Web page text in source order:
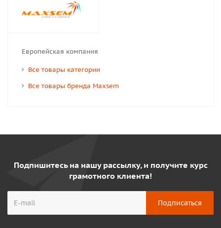
Европейская компания
Все товары категории
Все товары бренда Maxsem
Подпишитесь на нашу рассылку, и получите курс
грамотного клиента!